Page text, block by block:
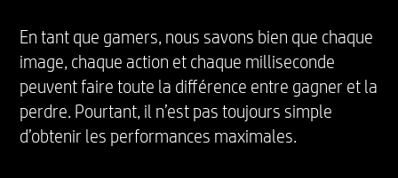
En tant que gamers, nous savons bien que chaque
image, chaque action et chaque milliseconde
peuvent faire toute la différence entre gagner et la
perdre. Pourtant, il n’est pas toujours simple
d’obtenir les performances maximales.